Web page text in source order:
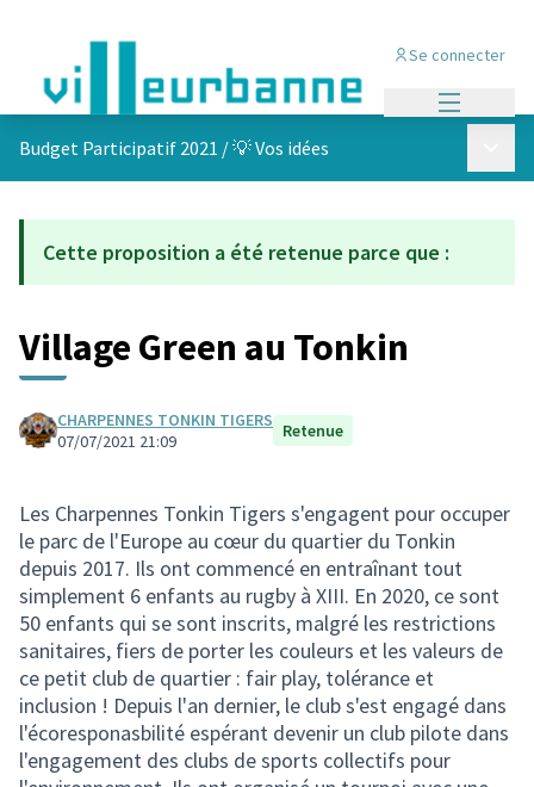
Se connecter
Budget Participatif 2021 /💡 Vos idées
Cette proposition a été retenue parce que :
Village Green au Tonkin
CHARPENNES TONKIN TIGERS
07/07/2021 21:09
Retenue
Les Charpennes Tonkin Tigers s'engagent pour occuper
le parc de l'Europe au cœur du quartier du Tonkin
depuis 2017. Ils ont commencé en entraînant tout
simplement 6 enfants au rugby à XIII. En 2020, ce sont
50 enfants qui se sont inscrits, malgré les restrictions
sanitaires, fiers de porter les couleurs et les valeurs de
ce petit club de quartier : fair play, tolérance et
inclusion ! Depuis l'an dernier, le club s'est engagé dans
l'écoresponasbilité espérant devenir un club pilote dans
l'engagement des clubs de sports collectifs pour